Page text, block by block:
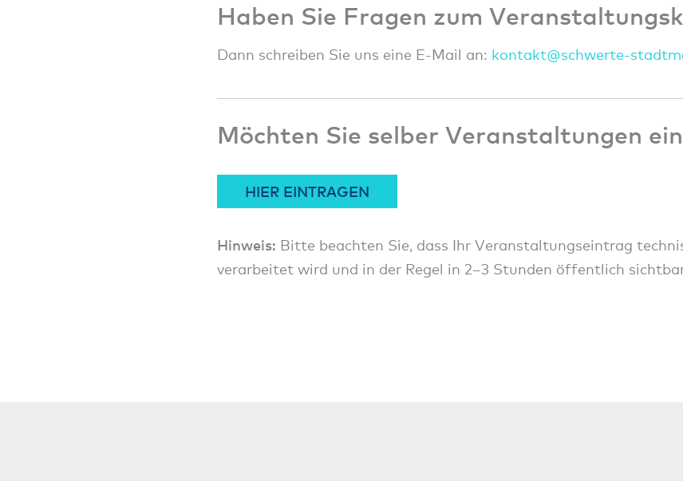
Haben Sie Fragen zum
Dann schreiben Sie uns eine E-Mail an: kontakt@schwerte-sta
Möchten Sie selber Veranstaltungen
HIER EINTRAGEN
Hinweis: Bitte beachten Sie, dass Ihr Veranstaltungseintrag
verarbeitet wird und in der Regel in 2–3 Stunden öffentlich